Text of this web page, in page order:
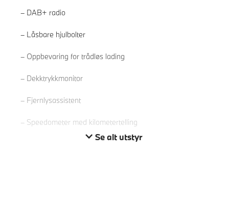
DAB+ radio
Låsbare hjulbolter
Oppbevaring for trådløs lading
Dekktrykkmonitor
Fjernlysassistent
Speedometer med kilometertelling
Se alt utstyr
Les mer